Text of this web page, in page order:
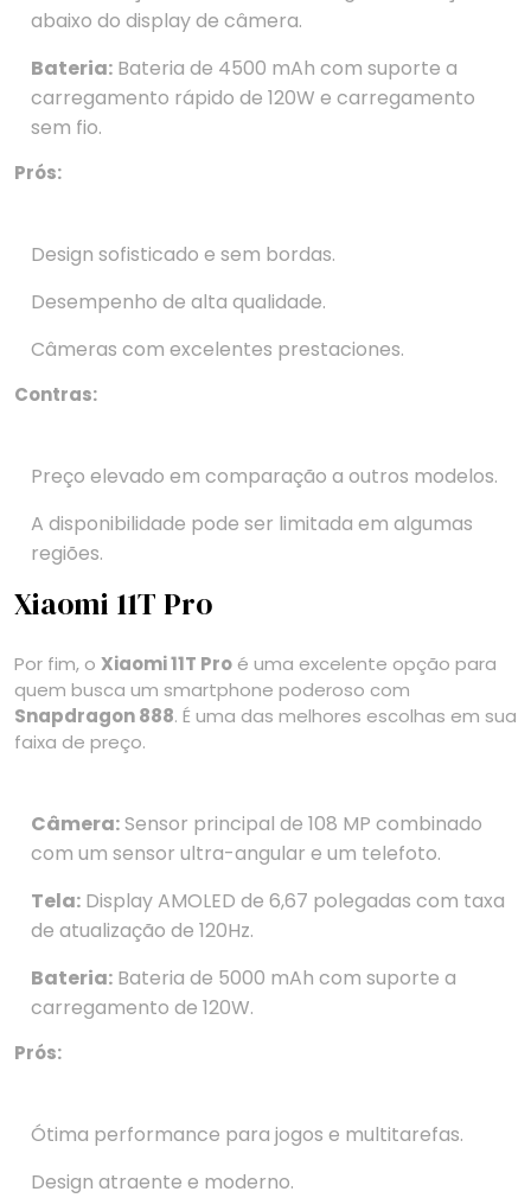
abaixo do display de câmera.
Bateria: Bateria de 4500 mAh com suporte a
carregamento rápido de 120W e carregamento
sem fio.
Prós:
Design sofisticado e sem bordas.
Desempenho de alta qualidade.
Câmeras com excelentes prestaciones.
Contras:
Preço elevado em comparação a outros modelos.
A disponibilidade pode ser limitada em algumas
regiões.
Xiaomi 11T Pro
Por fim, o Xiaomi 11T Pro é uma excelente opção para
quem busca um smartphone poderoso com
Snapdragon 888. É uma das melhores escolhas em sua
faixa de preço.
Câmera:Sensor principal de 108 MP combinado
com um sensor ultra-angular e um telefoto.
Tela: Display AMOLED de 6,67 polegadas com taxa
de atualização de 120Hz.
Bateria: Bateria de 5000 mAh com suporte a
carregamento de 120W.
Prós:
Ótima performance para jogos e multitarefas.
Design atraente e moderno.